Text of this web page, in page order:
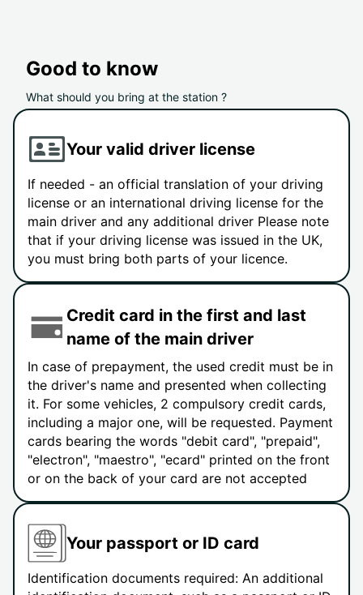
Good to know
What should you bring at the station ?
Your valid driver license
If needed - an official translation of your driving
license or an international driving license for the
main driver and any additional driver Please note
that if your driving license was issued in the UK,
you must bring both parts of your licence.
Credit card in the first and last
name of the main driver
In case of prepayment, the used credit must be in
the driver's name and presented when collecting
it. For some vehicles, 2 compulsory credit cards,
including a major one, will be requested. Payment
cards bearing the words "debit card", "prepaid",
"electron", "maestro", "ecard" printed on the front
or on the back of your card are not accepted
Your passport or ID card
Identification documents required: An additional